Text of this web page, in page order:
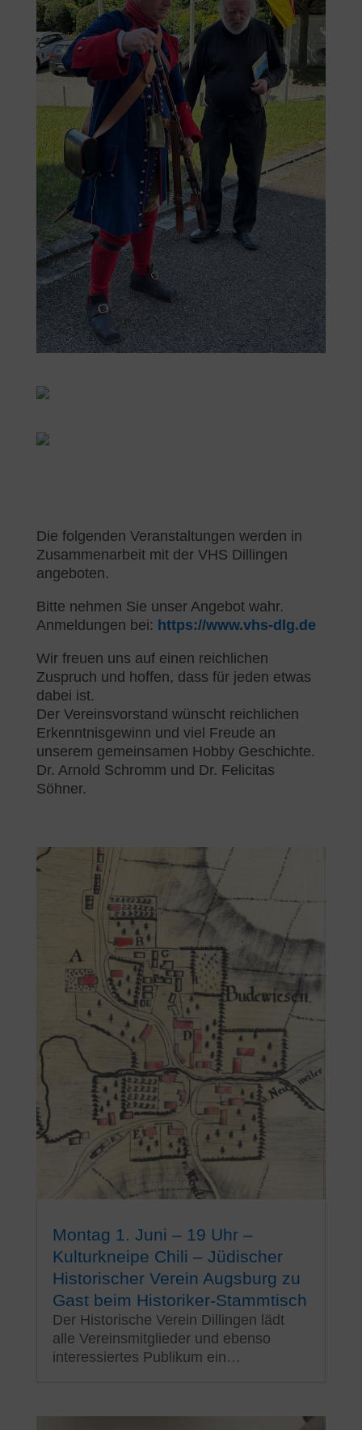
Die folgenden Veranstaltungen werden in
Zusammenarbeit mit der VHS Dillingen
angeboten.
Bitte nehmen Sie unser Angebot wahr.
Anmeldungen bei: https://www.vhs-dlg.de
Wir freuen uns auf einen reichlichen
Zuspruch und hoffen, dass für jeden etwas
dabei ist.
Der Vereinsvorstand wünscht reichlichen
Erkenntnisgewinn und viel Freude an
unserem gemeinsamen Hobby Geschichte.
Dr. Arnold Schromm und Dr. Felicitas
Söhner.
Montag 1. Juni – 19 Uhr –
Kulturkneipe Chili – Jüdischer
Historischer Verein Augsburg zu
Gast beim Historiker-Stammtisch
Der Historische Verein Dillingen lädt
alle Vereinsmitglieder und ebenso
interessiertes Publikum ein…